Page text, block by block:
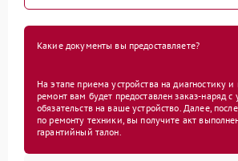
Какие документы вы предоставляете?
На этапе приема устройства на диагностику
ремонт вам будет предоставлен заказ-наряд
обязательств на ваше устройство. Далее,
по ремонту техники, вы получите акт
гарантийный талон.